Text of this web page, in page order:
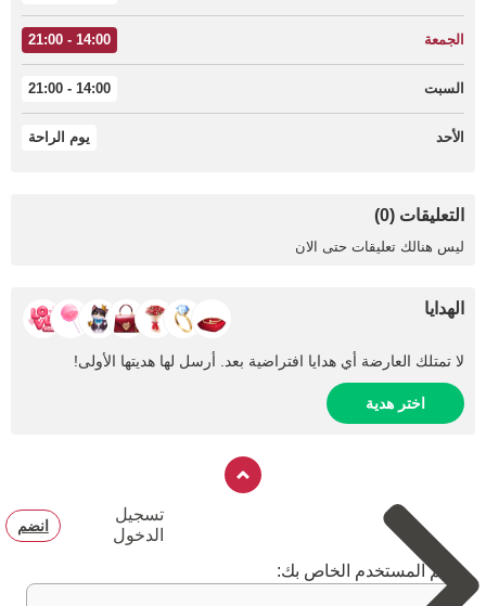
الجمعة 14:00 - 21:00
السبت 14:00 - 21:00
الأحد يوم الراحة
التعليقات (0)
ليس هنالك تعليقات حتى الان
الهدايا
لا تمتلك العارضة أي هدايا افتراضية بعد. أرسل لها هديتها الأولى!
اختر هدية
تسجيل
الدخول
انضم
اسم المستخدم الخاص بك: